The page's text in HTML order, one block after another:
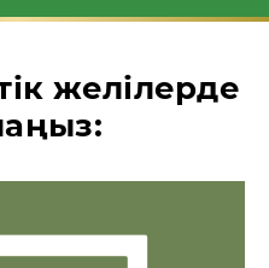
желілерде